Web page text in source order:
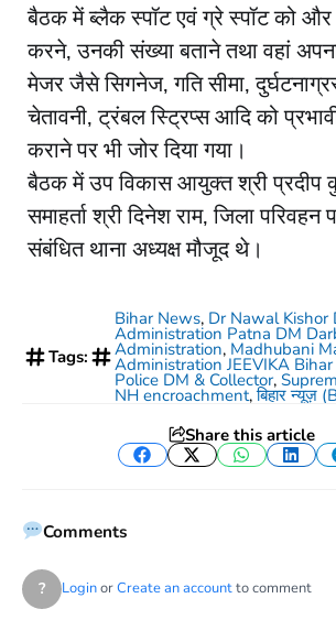
बैठक में ब्लैक स्पॉट एवं ग्रे स्पॉट को और
करने, उनकी संख्या बताने तथा वहां
मेजर जैसे सिगनेज, गति सीमा,
चेतावनी, ट्रंबल स्ट्रिप्स आदि को
कराने पर भी जोर दिया गया।
बैठक में उप विकास आयुक्त श्री प्रदीप
समाहर्ता श्री दिनेश राम, जिला परिवहन
संबंधित थाना अध्यक्ष मौजूद थे।
Tags:
Bihar News, Dr Nawal Kishor
Administration Patna DM
Administration, Madhubani
Administration JEEVIKA
Police DM & Collector,
NH encroachment,बिहार न्यूज़
Share this article
Facebook
Twitter
Comments
? LoginorCreate an accountto comment